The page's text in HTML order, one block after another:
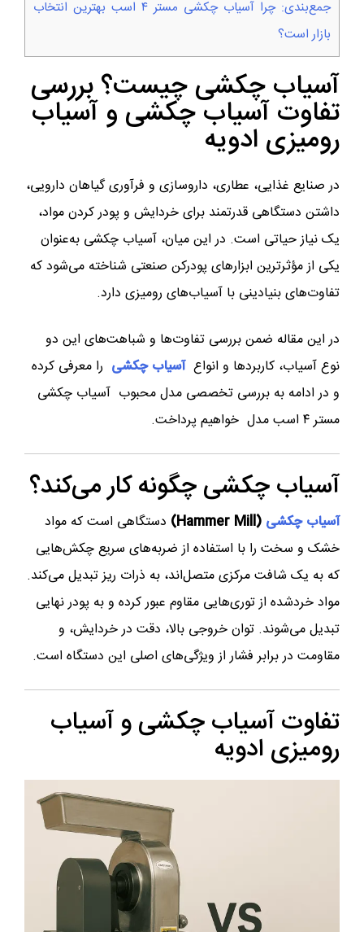
جمع‌بندی: چرا آسیاب چکشی مستر ۴ اسب بهترین انتخاب
بازار است؟
آسیاب چکشی چیست؟ بررسی
تفاوت آسیاب چکشی و آسیاب
رومیزی ادویه
در صنایع غذایی، عطاری، داروسازی و فرآوری گیاهان دارویی،
داشتن دستگاهی قدرتمند برای خردایش و پودر کردن مواد،
یک نیاز حیاتی است. در این میان، آسیاب چکشی به‌عنوان
یکی از مؤثرترین ابزارهای پودرکن صنعتی شناخته می‌شود که
تفاوت‌های بنیادینی با آسیاب‌های رومیزی دارد.
در این مقاله ضمن بررسی تفاوت‌ها و شباهت‌های این دو
نوع آسیاب، کاربردها و انواعآسیاب چکشی را معرفی کرده
و در ادامه به بررسی تخصصی مدل محبوب آسیاب چکشی
مستر ۴ اسب مدل خواهیم پرداخت.
آسیاب چکشی چگونه کار می‌کند؟
آسیاب چکشی (Hammer Mill)
دستگاهی است که مواد
خشک و سخت را با استفاده از ضربه‌های سریع چکش‌هایی
که به یک شافت مرکزی متصل‌اند، به ذرات ریز تبدیل می‌کند.
مواد خردشده از توری‌هایی مقاوم عبور کرده و به پودر نهایی
تبدیل می‌شوند. توان خروجی بالا، دقت در خردایش، و
مقاومت در برابر فشار از ویژگی‌های اصلی این دستگاه است.
تفاوت آسیاب چکشی و آسیاب
رومیزی ادویه